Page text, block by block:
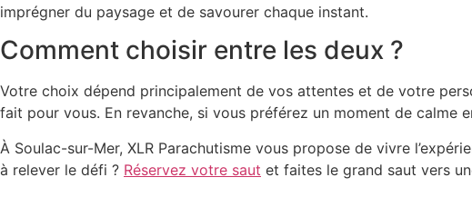
imprégner du paysage et de savourer chaque instant.
Comment choisir entre les deux ?
Votre choix dépend principalement de vos attentes et de votre
fait pour vous. En revanche, si vous préférez un moment de calme
À Soulac-sur-Mer, XLR Parachutisme vous propose de vivre
à relever le défi ? Réservez votre saut et faites le grand saut vers